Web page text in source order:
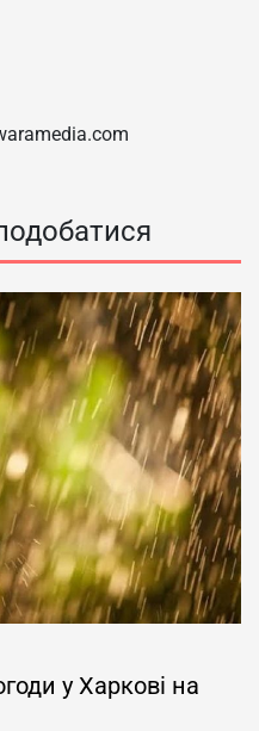
у Харкові на